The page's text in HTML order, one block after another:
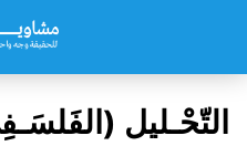
التّحْـليل